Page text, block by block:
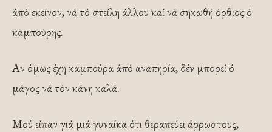
άπό εκείνον, νά τό στείλη άλλου καί νά σηκωθή όρθιος ό
καμπούρης.
Αν όμως έχη καμπούρα άπό αναπηρία, δέν μπορεί ό
μάγος νά τόν κάνη καλά.
Μού είπαν γιά μιά γυναίκα ότι θεραπεύει άρρωστους,